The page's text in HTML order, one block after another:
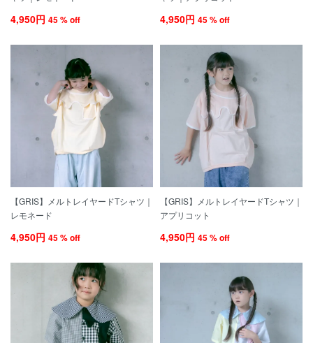
4,950円 45 % off 4,950円 45 % off
【GRIS】メルトレイヤードTシャツ｜
レモネード
4,950円 45 % off
【GRIS】メルトレイヤードTシャツ｜
アプリコット
4,950円 45 % off